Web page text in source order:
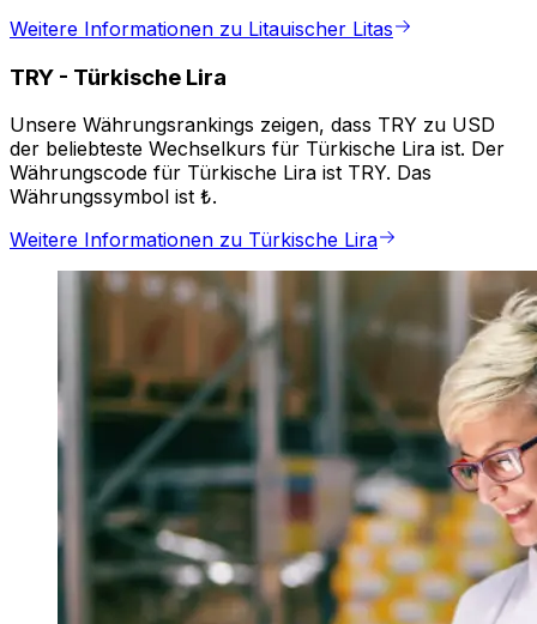
Weitere Informationen zu Litauischer Litas
TRY - Türkische Lira
Unsere Währungsrankings zeigen, dass TRY zu USD
der beliebteste Wechselkurs für Türkische Lira ist. Der
Währungscode für Türkische Lira ist TRY. Das
Währungssymbol ist ₺.
Weitere Informationen zu Türkische Lira